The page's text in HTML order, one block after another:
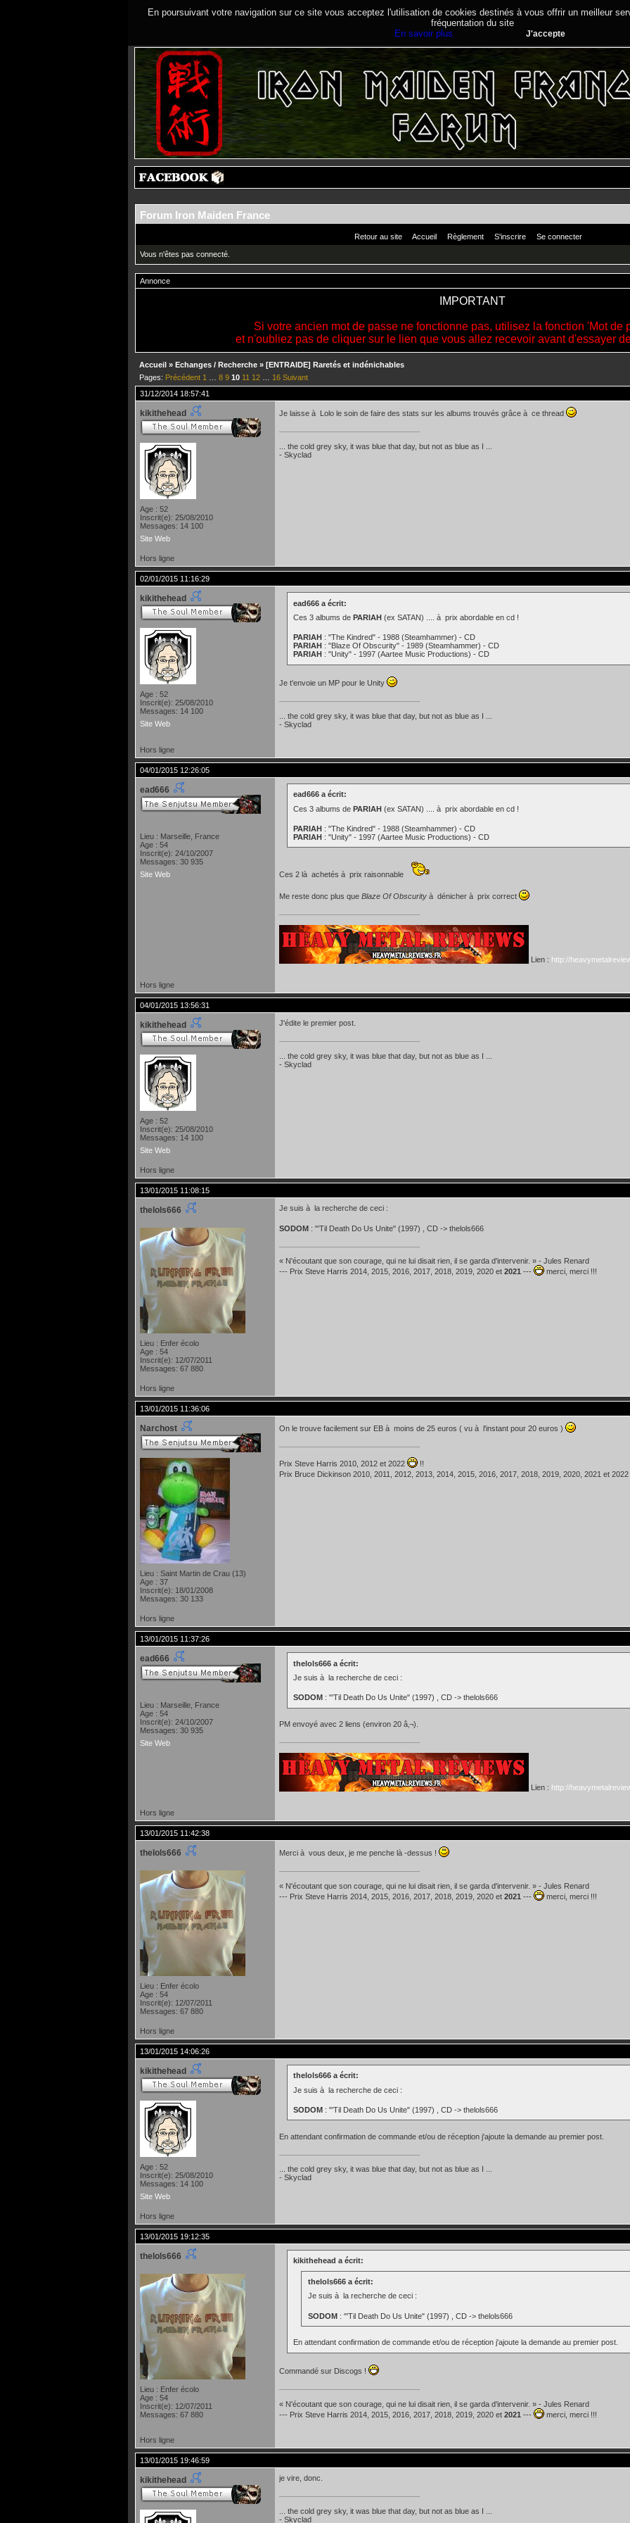
En poursuivant votre navigation sur ce site vous acceptez l'utilisation de cookies destinés à vous offrir un meilleur
fréquentation du site
En savoir plus
J'accepte
Forum Iron Maiden France
Retour au site Accueil Règlement S'inscrire Se connecter
Vous n'êtes pas connecté.
Annonce
IMPORTANT
Si votre ancien mot de passe ne fonctionne pas, utilisez la fonction 'Mot de
et n'oubliez pas de cliquer sur le lien que vous allez recevoir avant d'essayer
Accueil » Echanges / Recherche » [ENTRAIDE] Raretés et indénichables
Pages: Précédent 1 8 9 10 11 12 16 Suivant
31/12/2014 18:57:41
kikithehead
Age : 52
Inscrit(e): 25/08/2010
Messages: 14 100
Site Web
Je laisse à Lolo le soin de faire des stats sur les albums trouvés grâce à ce thread
... the cold grey sky, it was blue that day, but not as blue as I ...
- Skyclad
Hors ligne
02/01/2015 11:16:29
kikithehead
Age : 52
Inscrit(e): 25/08/2010
Messages: 14 100
Site Web
ead666 a écrit:
Ces 3 albums dePARIAH (ex SATAN) .... à prix abordable en cd !
PARIAH : "The Kindred" - 1988 (Steamhammer) - CD
PARIAH : "Blaze Of Obscurity" - 1989 (Steamhammer) - CD
PARIAH : "Unity" - 1997 (Aartee Music Productions) - CD
Je t'envoie un MP pour le Unity
... the cold grey sky, it was blue that day, but not as blue as I ...
- Skyclad
Hors ligne
04/01/2015 12:26:05
ead666
Lieu : Marseille, France
Age : 54
Inscrit(e): 24/10/2007
Messages: 30 935
Site Web
ead666 a écrit:
Ces 3 albums dePARIAH (ex SATAN) .... à prix abordable en cd !
PARIAH : "The Kindred" - 1988 (Steamhammer) - CD
PARIAH : "Unity" - 1997 (Aartee Music Productions) - CD
Ces 2 là achetés à prix raisonnable
Me reste donc plus que Blaze Of Obscurity à dénicher à prix correct
Lien : http://
Hors ligne
04/01/2015 13:56:31
kikithehead
Age : 52
Inscrit(e): 25/08/2010
Messages: 14 100
Site Web
J'édite le premier post.
... the cold grey sky, it was blue that day, but not as blue as I ...
- Skyclad
Hors ligne
13/01/2015 11:08:15
thelols666
Lieu : Enfer écolo
Age : 54
Inscrit(e): 12/07/2011
Messages: 67 880
Je suis à la recherche de ceci :
SODOM : "'Til Death Do Us Unite" (1997) , CD -> thelols666
« N'écoutant que son courage, qui ne lui disait rien, il se garda d'intervenir. » - Jules Renard
--- Prix Steve Harris 2014, 2015, 2016, 2017, 2018, 2019, 2020 et 2021 --- merci, merci !!!
Hors ligne
13/01/2015 11:36:06
Narchost
Lieu : Saint Martin de Crau (13)
Age : 37
Inscrit(e): 18/01/2008
Messages: 30 133
On le trouve facilement sur EB à moins de 25 euros ( vu à l'instant pour 20 euros )
Prix Steve Harris 2010, 2012 et 2022
!!
Prix Bruce Dickinson 2010, 2011, 2012, 2013, 2014, 2015, 2016, 2017, 2018, 2019, 2020, 2021 et 2022
Hors ligne
13/01/2015 11:37:26
ead666
Lieu : Marseille, France
Age : 54
Inscrit(e): 24/10/2007
Messages: 30 935
Site Web
thelols666 a écrit:
Je suis à la recherche de ceci :
SODOM : "'Til Death Do Us Unite" (1997) , CD -> thelols666
PM envoyé avec 2 liens (environ 20 â‚¬).
Lien : http://
Hors ligne
13/01/2015 11:42:38
thelols666
Lieu : Enfer écolo
Age : 54
Inscrit(e): 12/07/2011
Messages: 67 880
Merci à vous deux, je me penche là -dessus !
« N'écoutant que son courage, qui ne lui disait rien, il se garda d'intervenir. » - Jules Renard
--- Prix Steve Harris 2014, 2015, 2016, 2017, 2018, 2019, 2020 et 2021 --- merci, merci !!!
Hors ligne
13/01/2015 14:06:26
kikithehead
Age : 52
Inscrit(e): 25/08/2010
Messages: 14 100
Site Web
thelols666 a écrit:
Je suis à la recherche de ceci :
SODOM : "'Til Death Do Us Unite" (1997) , CD -> thelols666
En attendant confirmation de commande et/ou de réception j'ajoute la demande au premier post.
... the cold grey sky, it was blue that day, but not as blue as I ...
- Skyclad
Hors ligne
13/01/2015 19:12:35
thelols666
Lieu : Enfer écolo
Age : 54
Inscrit(e): 12/07/2011
Messages: 67 880
kikithehead a écrit:
thelols666 a écrit:
Je suis à la recherche de ceci :
SODOM: "'Til Death Do Us Unite" (1997) , CD -> thelols666
En attendant confirmation de commande et/ou de réception j'ajoute la demande au premier post.
Commandé sur Discogs !
« N'écoutant que son courage, qui ne lui disait rien, il se garda d'intervenir. » - Jules Renard
--- Prix Steve Harris 2014, 2015, 2016, 2017, 2018, 2019, 2020 et 2021 --- merci, merci !!!
Hors ligne
13/01/2015 19:46:59
kikithehead je vire, donc.
... the cold grey sky, it was blue that day, but not as blue as I ...
- Skyclad